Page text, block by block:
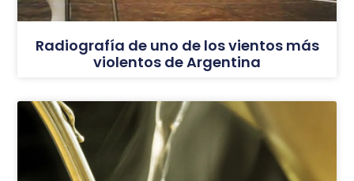
Radiografía de uno de los vientos más
violentos de Argentina